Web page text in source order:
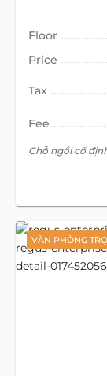
Floor
Price
Tax
Fee
Chỗ ngồi cố
VĂN PHÒNG